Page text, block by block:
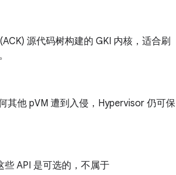
源代码树构建的 GKI 内核，适合刷
。
其他 pVM 遭到入侵，Hypervisor 仍可保
API 是可选的，不属于